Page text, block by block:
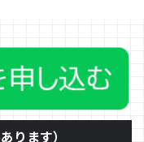
ます。志望理由なのに「そ
が見えない文章が多いので
ります）